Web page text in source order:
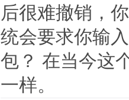
后很难撤销，
统会要求你输
包？ 在当今这
一样。